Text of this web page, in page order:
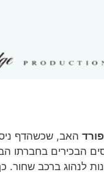
האב, שכשהדף
הבכירים בחברתו
לנהוג ברכב שחור.